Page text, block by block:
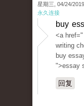
星期三, 04/24/
永久连接
buy
<a href="
writing
buy
">essay
回复